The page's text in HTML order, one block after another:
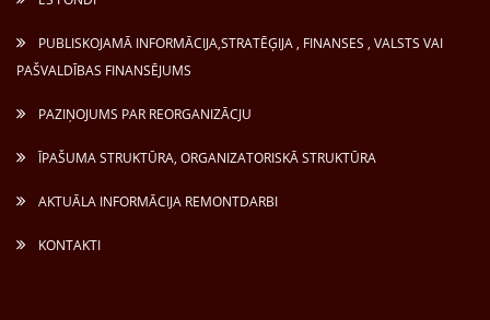
PUBLISKOJAMĀ INFORMĀCIJA,STRATĒĢIJA , FINANSES , VALSTS VAI
PAŠVALDĪBAS FINANSĒJUMS
PAZIŅOJUMS PAR REORGANIZĀCJU
ĪPAŠUMA STRUKTŪRA, ORGANIZATORISKĀ STRUKTŪRA
AKTUĀLA INFORMĀCIJA REMONTDARBI
KONTAKTI